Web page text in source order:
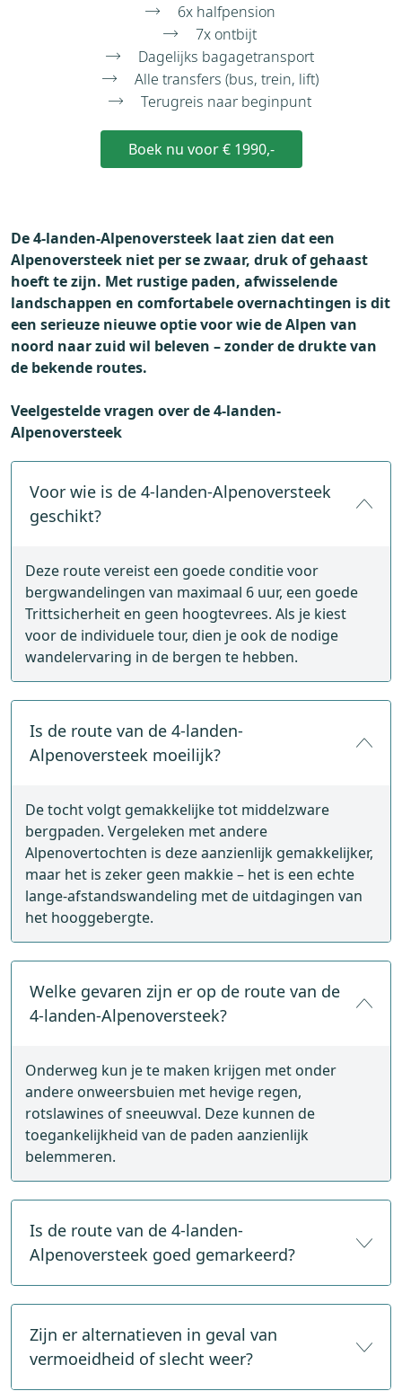
6x halfpension
7x ontbijt
Dagelijks bagagetransport
Alle transfers (bus, trein, lift)
Terugreis naar beginpunt
Boek nu voor € 1990,-
De 4-landen-Alpenoversteek laat zien dat een
Alpenoversteek niet per se zwaar, druk of gehaast
hoeft te zijn. Met rustige paden, afwisselende
landschappen en comfortabele overnachtingen is dit
een serieuze nieuwe optie voor wie de Alpen van
noord naar zuid wil beleven – zonder de drukte van
de bekende routes.
Veelgestelde vragen over de 4-landen-
Alpenoversteek
Voor wie is de 4-landen-Alpenoversteek
geschikt?
Deze route vereist een goede conditie voor
bergwandelingen van maximaal 6 uur, een goede
Trittsicherheit en geen hoogtevrees. Als je kiest
voor de individuele tour, dien je ook de nodige
wandelervaring in de bergen te hebben.
Is de route van de 4-landen-
Alpenoversteek moeilijk?
De tocht volgt gemakkelijke tot middelzware
bergpaden. Vergeleken met andere
Alpenovertochten is deze aanzienlijk gemakkelijker,
maar het is zeker geen makkie – het is een echte
lange-afstandswandeling met de uitdagingen van
het hooggebergte.
Welke gevaren zijn er op de route van de
4-landen-Alpenoversteek?
Onderweg kun je te maken krijgen met onder
andere onweersbuien met hevige regen,
rotslawines of sneeuwval. Deze kunnen de
toegankelijkheid van de paden aanzienlijk
belemmeren.
Is de route van de 4-landen-
Alpenoversteek goed gemarkeerd?
Ja, de paden zijn over het algemeen goed
aangegeven. Desondanks is het raadzaam om een ​​
wandelkaart, GPX-tracks of een app met offline
Zijn er alternatieven in geval van
vermoeidheid of slecht weer?